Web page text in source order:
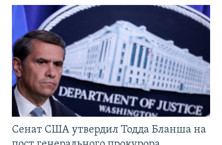
Сенат США утвердил Тодда Бланша на